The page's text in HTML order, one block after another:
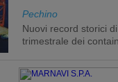
Pechino
Nuovi record storici
trimestrale dei